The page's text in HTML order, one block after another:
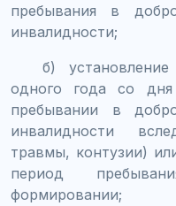
пребывания в
инвалидности;
б)
одного года со дня
пребывании в
инвалидности
травмы, контузии)
период
формировании;